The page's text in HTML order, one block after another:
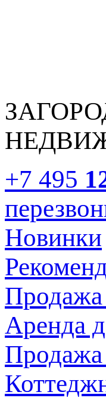
+7 495
Новинки
Аренда
Продажа